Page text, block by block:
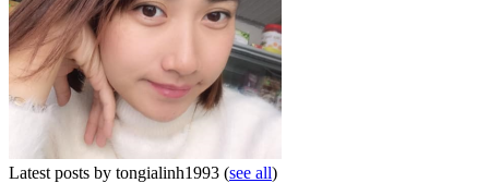
Latest posts by tongialinh1993 (see all)